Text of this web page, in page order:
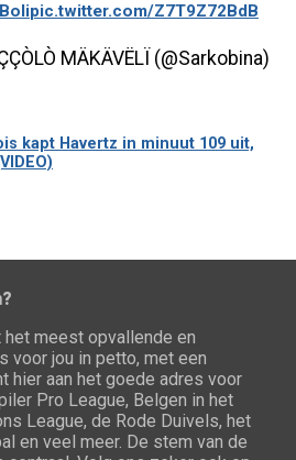
pic.twitter.com/Z7T9Z72BdB
MÄKÄVËLÏ (@Sarkobina)
kapt Havertz in minuut 109 uit,
meest opvallende en
voor jou in petto, met een
hier aan het goede adres voor
Pro League, Belgen in het
League, de Rode Duivels, het
en veel meer. De stem van de